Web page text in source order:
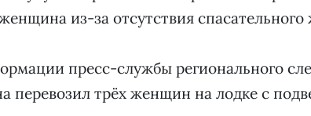
из-за отсутствия спасательного
пресс-службы регионального
перевозил трёх женщин на лодке с